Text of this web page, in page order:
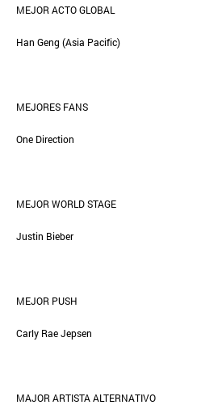
MEJOR ACTO GLOBAL
Han Geng (Asia Pacific)
MEJORES FANS
One Direction
MEJOR WORLD STAGE
Justin Bieber
MEJOR PUSH
Carly Rae Jepsen
MAJOR ARTISTA ALTERNATIVO